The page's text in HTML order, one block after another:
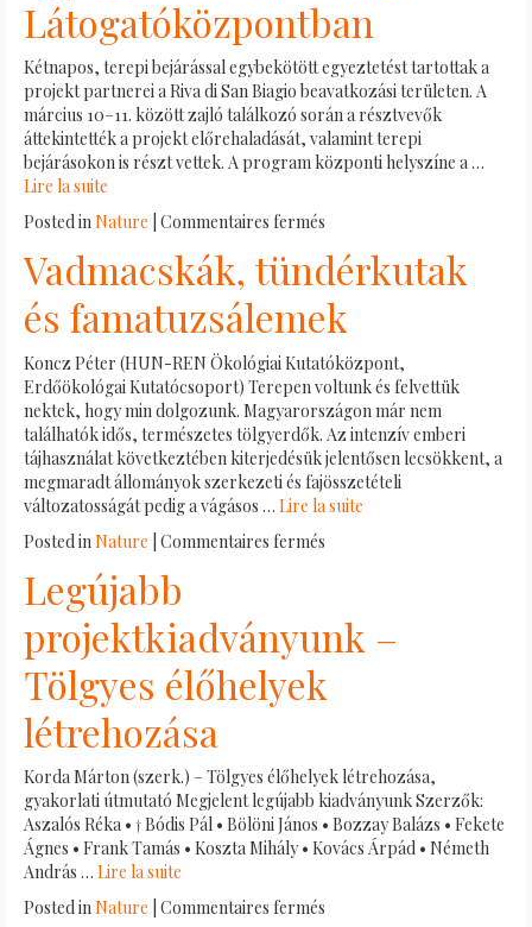
erdőgazdálkodás
nyomai
a
Balaton-
felvidék
tölgyeseiben
Látogatóközpontban
Kétnapos, terepi bejárással egybekötött egyeztetést tartottak a
projekt partnerei a Riva di San Biagio beavatkozási területen. A
március 10–11. között zajló találkozó során a résztvevők
áttekintették a projekt előrehaladását, valamint terepi
bejárásokon is részt vettek. A program központi helyszíne a …
Lire la suite
Posted inNature Commentaires fermés
egyeztetés
a
Ca’
Carnè
Látogatóközpontban
Vadmacskák, tündérkutak
és famatuzsálemek
Koncz Péter (HUN-REN Ökológiai Kutatóközpont,
Erdőökológai Kutatócsoport) Terepen voltunk és felvettük
nektek, hogy min dolgozunk. Magyarországon már nem
találhatók idős, természetes tölgyerdők. Az intenzív emberi
tájhasználat következtében kiterjedésük jelentősen lecsökkent, a
megmaradt állományok szerkezeti és fajösszetételi
változatosságát pedig a vágásos … Lire la suite
Posted in Nature Commentaires fermés
famatuzsálemek
Legújabb
projektkiadványunk –
Tölgyes élőhelyek
létrehozása
Korda Márton (szerk.) – Tölgyes élőhelyek létrehozása,
gyakorlati útmutató Megjelent legújabb kiadványunk Szerzők:
Aszalós Réka • † Bódis Pál • Bölöni János • Bozzay Balázs • Fekete
Ágnes • Frank Tamás • Koszta Mihály • Kovács Árpád • Németh
András … Lire la suite
Posted in Nature Commentaires fermés